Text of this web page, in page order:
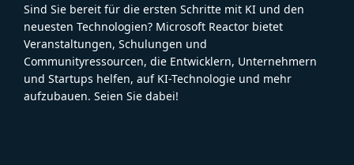
Sind Sie bereit für die ersten Schritte mit KI und den
neuesten Technologien? Microsoft Reactor bietet
Veranstaltungen, Schulungen und
Communityressourcen, die Entwicklern, Unternehmern
und Startups helfen, auf KI-Technologie und mehr
aufzubauen. Seien Sie dabei!